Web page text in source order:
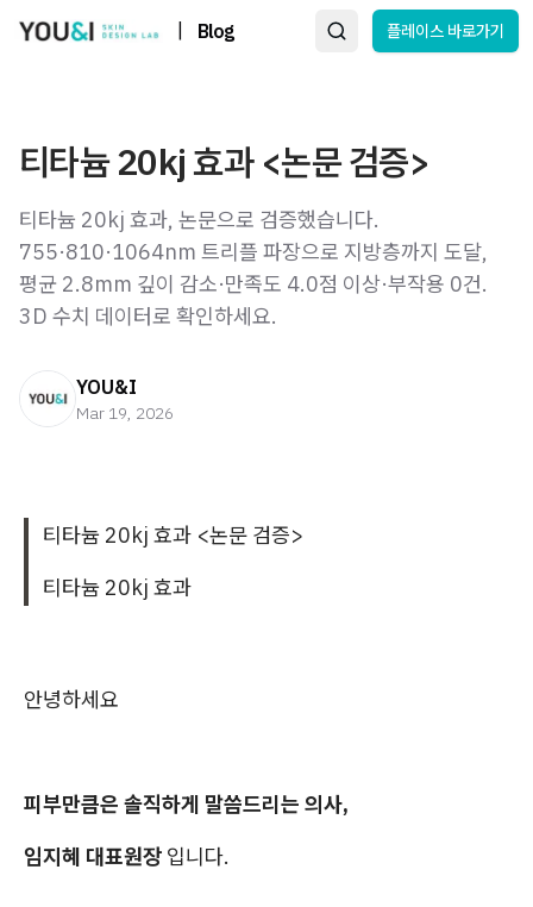
Blog 플레이스 바로가기
티타늄 20kj 효과 <논문 검증>
티타늄 20kj 효과, 논문으로 검증했습니다.
755·810·1064nm 트리플 파장으로 지방층까지 도달,
평균 2.8mm 깊이 감소·만족도 4.0점 이상·부작용 0건.
3D 수치 데이터로 확인하세요.
YOU&I
Mar 19, 2026
티타늄 20kj 효과 <논문 검증>
티타늄 20kj 효과
안녕하세요
피부만큼은 솔직하게 말씀드리는 의사,
임지혜 대표원장 입니다.